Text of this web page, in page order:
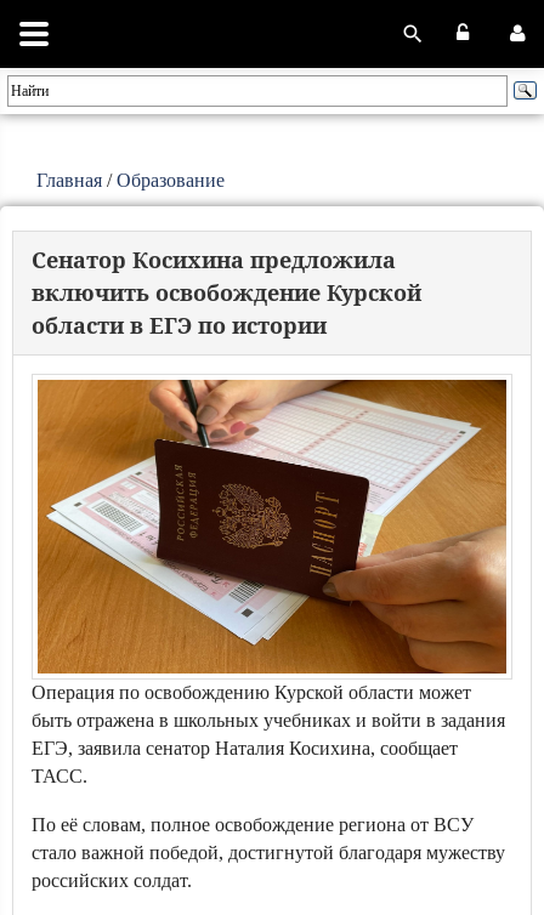
Главная /Образование
Сенатор Косихина предложила
включить освобождение Курской
области в ЕГЭ по истории
Операция по освобождению Курской области может
быть отражена в школьных учебниках и войти в задания
ЕГЭ, заявила сенатор Наталия Косихина, сообщает
ТАСС.
По её словам, полное освобождение региона от ВСУ
стало важной победой, достигнутой благодаря мужеству
российских солдат.